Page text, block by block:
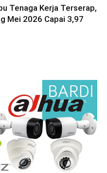
Tenaga Kerja Terserap,
Mei 2026 Capai 3,97